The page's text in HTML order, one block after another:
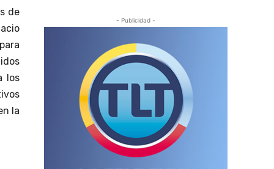
de
los
la
- Publicidad -